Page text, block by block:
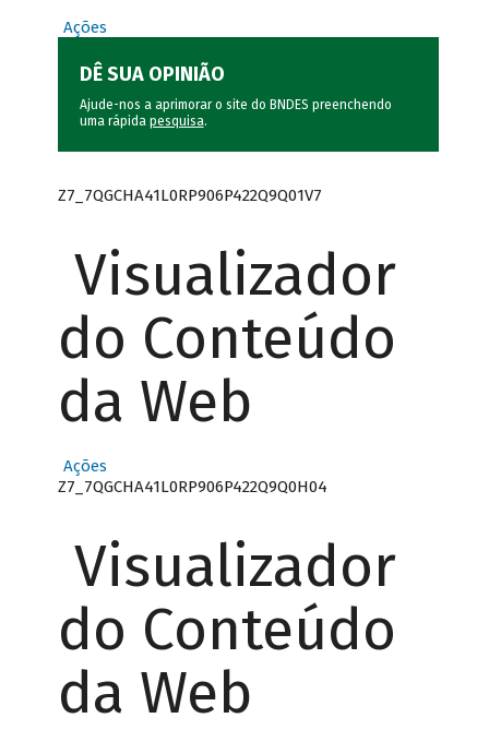
Ações
DÊ SUA OPINIÃO
Ajude-nos a aprimorar o site do BNDES preenchendo
uma rápida pesquisa.
Z7_7QGCHA41L0RP906P422Q9Q01V7
Visualizador
do Conteúdo
da Web
Ações
Z7_7QGCHA41L0RP906P422Q9Q0H04
Visualizador
do Conteúdo
da Web